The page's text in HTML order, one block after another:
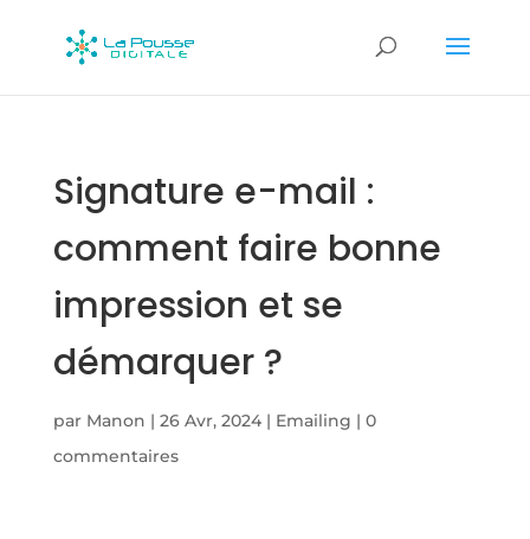
Signature e-mail :
comment faire bonne
impression et se
démarquer ?
par Manon | 26 Avr, 2024| Emailing | 0
commentaires